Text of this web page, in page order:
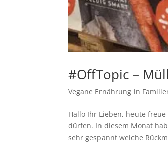
#OffTopic –
Vegane Ernährung in
Hallo Ihr Lieben, heute
dürfen. In diesem Monat
sehr gespannt welche